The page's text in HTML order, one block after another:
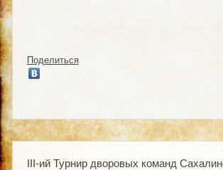
Поделиться
III-ий Турнир дворовых команд